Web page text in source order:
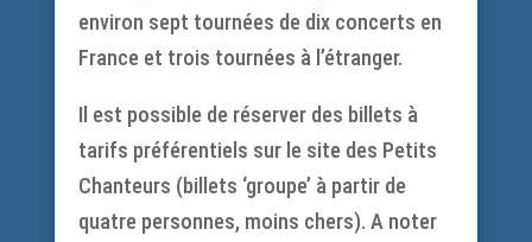
environ sept tournées de dix concerts en
France et trois tournées à l’étranger.
Il est possible de réserver des billets à
tarifs préférentiels sur le site des Petits
Chanteurs (billets ‘groupe’ à partir de
quatre personnes, moins chers). A noter